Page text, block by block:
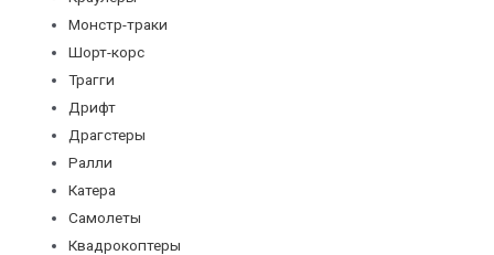
Монстр-траки
Шорт-корс
Трагги
Дрифт
Драгстеры
Ралли
Катера
Самолеты
Квадрокоптеры